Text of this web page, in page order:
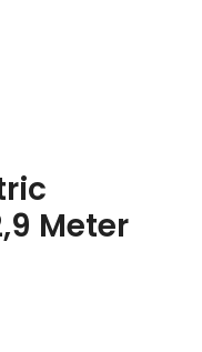
Meter